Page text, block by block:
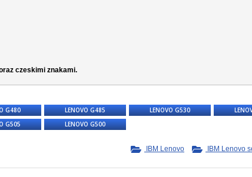
czeskimi znakami.
G480 LENOVO G485 LENOVO G530
G505 LENOVO G500
IBM Lenovo IBM Lenovo